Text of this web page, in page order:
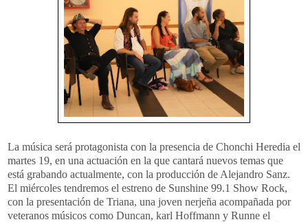
La música será protagonista con la presencia de Chonchi Heredia el
martes 19, en una actuación en la que cantará nuevos temas que
está grabando actualmente, con la producción de Alejandro Sanz.
El miércoles tendremos el estreno de Sunshine 99.1 Show Rock,
con la presentación de Triana, una joven nerjeña acompañada por
veteranos músicos como Duncan, karl Hoffmann y Runne el